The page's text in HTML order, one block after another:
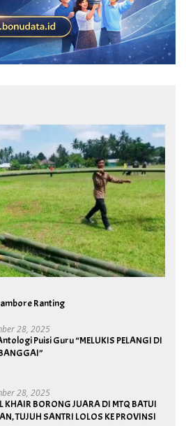
Ranting
28, 2025
Puisi Guru “MELUKIS PELANGI DI
28, 2025
KHAIR BORONG JUARA DI MTQ BATUI
TUJUH SANTRI LOLOS KE PROVINSI